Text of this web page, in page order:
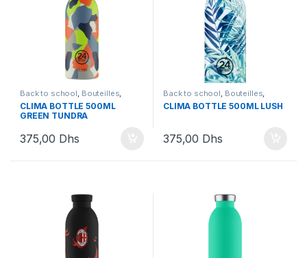
Back to school, Bouteilles,
Bouteilles et Lunchbox
CLIMA BOTTLE 500ML
GREEN TUNDRA
375,00 Dhs
Back to school, Bouteilles,
Bouteilles et Lunchbox
CLIMA BOTTLE 500ML LUSH
375,00 Dhs